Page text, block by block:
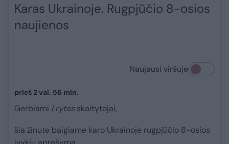
Karas Ukrainoje. Rugpjūčio 8-osios
naujienos
Naujausi viršuje
prieš 2 val. 56 min.
Gerbiami Lrytas skaitytojai,
šia žinute baigiame karo Ukrainoje rugpjūčio 8-osios